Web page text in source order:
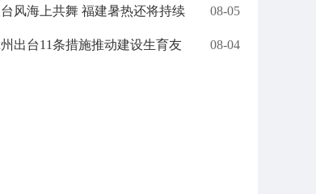
风海上共舞 福建暑热还将持续 08-05
出台11条措施推动建设生育友 08-04